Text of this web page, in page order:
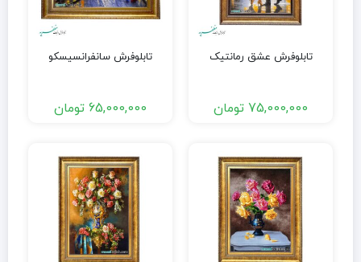
تابلوفرش عشق رمانتیک
75,000,000 تومان
تابلوفرش سانفرانسیسکو
65,000,000 تومان